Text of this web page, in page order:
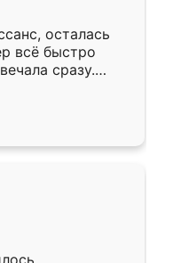
здесь.
осталась
всё быстро
сразу.
подошёл к
Собрали
даже